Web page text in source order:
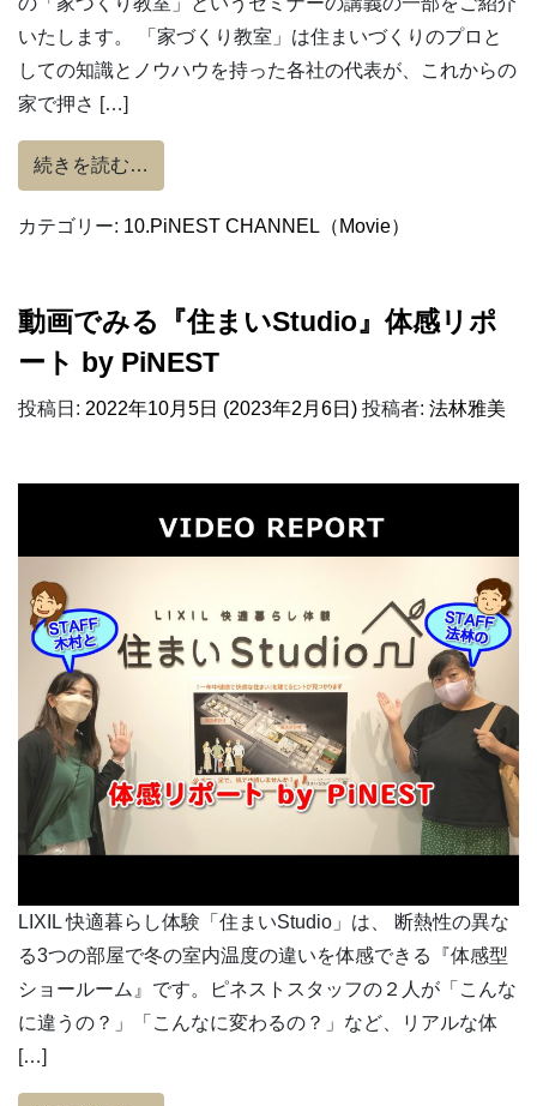
いたします。 「家づくり教室」は住まいづくりのプロと
しての知識とノウハウを持った各社の代表が、これからの
家で押さ […]
続きを読む…
カテゴリー: 10.PiNEST CHANNEL（Movie）
動画でみる『住まいStudio』体感リポ
ート by PiNEST
投稿日: 2022年10月5日 (2023年2月6日) 投稿者: 法林雅美
LIXIL 快適暮らし体験「住まいStudio」は、 断熱性の異な
る3つの部屋で冬の室内温度の違いを体感できる『体感型
ショールーム』です。ピネストスタッフの２人が「こんな
に違うの？」「こんなに変わるの？」など、リアルな体
[…]